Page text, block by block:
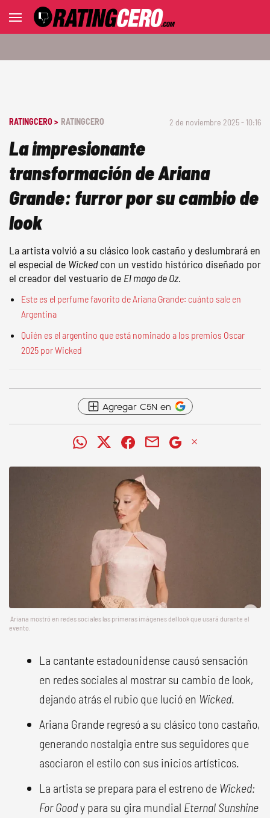
RATINGCERO > RATINGCERO 2 de noviembre 2025 - 10:16
La impresionante
transformación de Ariana
Grande: furror por su cambio de
look
La artista volvió a su clásico look castaño y deslumbrará en
el especial de Wickedcon un vestido histórico diseñado por
el creador del vestuario de El mago de Oz.
Este es el perfume favorito de Ariana Grande: cuánto sale en
Argentina
Quién es el argentino que está nominado a los premios Oscar
2025 por Wicked
Agregar C5N en
Ariana mostró en redes sociales las primeras imágenes del look que usará durante el
evento.
La cantante estadounidense causó sensación
en redes sociales al mostrar su cambio de look,
dejando atrás el rubio que lució en Wicked.
Ariana Grande regresó a su clásico tono castaño,
generando nostalgia entre sus seguidores que
asociaron el estilo con sus inicios artísticos.
La artista se prepara para el estreno de Wicked:
For Goody para su gira mundial Eternal Sunshine